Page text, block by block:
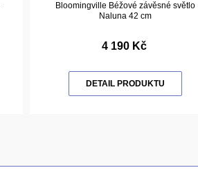
Bloomingville Béžové závěsné světlo
Naluna 42 cm
4 190 Kč
DETAIL PRODUKTU